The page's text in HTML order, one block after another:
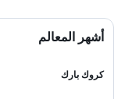
أشهر المعالم
كروك بارك